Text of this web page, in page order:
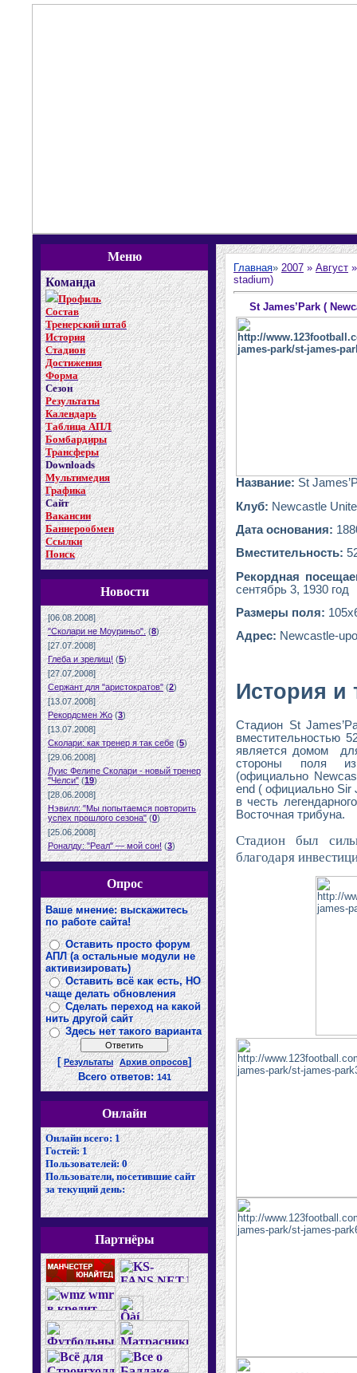
Меню
Команда
Профиль
Состав
Тренерский штаб
История
Стадион
Достижения
Форма
Сезон
Результаты
Календарь
Таблица АПЛ
Бомбардиры
Трансферы
Downloads
Мультимедия
Графика
Сайт
Вакансии
Баннерообмен
Ссылки
Поиск
Новости
[06.08.2008]
"Сколари не Моуриньо". (8)
[27.07.2008]
Глеба и зрелищ! (5)
[27.07.2008]
Сержант для "аристократов" (2)
[13.07.2008]
Рекордсмен Жо (3)
[13.07.2008]
Сколари: как тренер я так себе (5)
[29.06.2008]
Луис Фелипе Сколари - новый тренер
"Челси" (19)
[28.06.2008]
Нэвилл: "Мы попытаемся повторить
успех прошлого сезона" (0)
[25.06.2008]
Роналду: "Реал" — мой сон! (3)
Опрос
Ваше мнение: выскажитесь
по работе сайта!
Оставить просто форум
АПЛ (а остальные модули не
активизировать)
Оставить всё как есть, НО
чаще делать обновления
Сделать переход на какой
нить другой сайт
Здесь нет такого варианта
[Результаты Архив опросов]
Всего ответов: 141
Онлайн
Онлайн всего:1
Гостей:1
Пользователей:0
Пользователи, посетившие сайт
за текущий день:
Партнёры
Главная» 2007 » Август »
stadium)
St James’Park (
Название: St
Клуб: Newcastle
Дата основания:
Вместительность:
Рекордная
сентябрь 3, 1930 год
Размеры поля:
Адрес: Newcastle-
История и
Стадион St James’
вместительностью
является домом
стороны поля
(официально
end ( официально Sir
в честь
Восточная трибуна.
Стадион был
благодаря